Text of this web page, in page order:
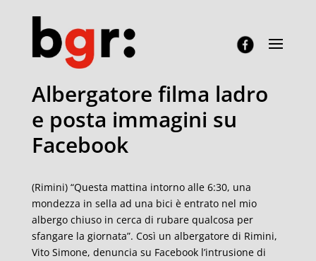
Albergatore filma ladro
e posta immagini su
Facebook
(Rimini) “Questa mattina intorno alle 6:30, una
mondezza in sella ad una bici è entrato nel mio
albergo chiuso in cerca di rubare qualcosa per
sfangare la giornata”. Così un albergatore di Rimini,
Vito Simone, denuncia su Facebook l’intrusione di